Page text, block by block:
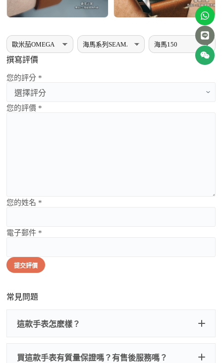
撰寫評價
您的評分 *
您的評價 *
您的姓名 *
電子郵件 *
提交評價
常見問題
這款手表怎麽樣？
買這款手表有質量保證嗎？有售後服務嗎？